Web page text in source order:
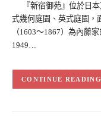
『新宿御苑』位於日本
式幾何庭園、英式庭園，
（1603～1867）為內藤
1949…
CONTINUE READING